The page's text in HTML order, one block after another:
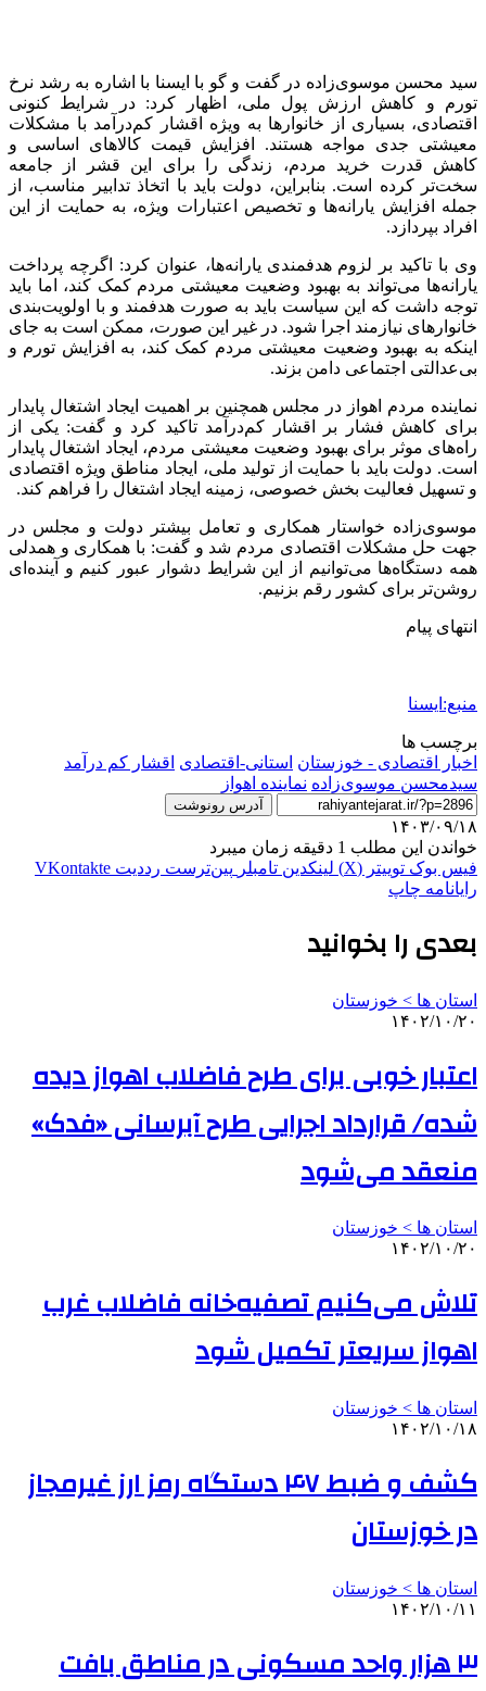
سید محسن موسوی‌زاده در گفت و گو با ایسنا با اشاره به رشد نرخ
تورم و کاهش ارزش پول ملی، اظهار کرد: در شرایط کنونی
اقتصادی، بسیاری از خانوارها به ویژه اقشار کم‌درآمد با مشکلات
معیشتی جدی مواجه هستند. افزایش قیمت کالاهای اساسی و
کاهش قدرت خرید مردم، زندگی را برای این قشر از جامعه
سخت‌تر کرده است. بنابراین، دولت باید با اتخاذ تدابیر مناسب، از
جمله افزایش یارانه‌ها و تخصیص اعتبارات ویژه، به حمایت از این
افراد بپردازد.
وی با تاکید بر لزوم هدفمندی یارانه‌ها، عنوان کرد: اگرچه پرداخت
یارانه‌ها می‌تواند به بهبود وضعیت معیشتی مردم کمک کند، اما باید
توجه داشت که این سیاست باید به صورت هدفمند و با اولویت‌بندی
خانوارهای نیازمند اجرا شود. در غیر این صورت، ممکن است به جای
اینکه به بهبود وضعیت معیشتی مردم کمک کند، به افزایش تورم و
بی‌عدالتی اجتماعی دامن بزند.
نماینده مردم اهواز در مجلس همچنین بر اهمیت ایجاد اشتغال پایدار
برای کاهش فشار بر اقشار کم‌درآمد تاکید کرد و گفت: یکی از
راه‌های موثر برای بهبود وضعیت معیشتی مردم، ایجاد اشتغال پایدار
است. دولت باید با حمایت از تولید ملی، ایجاد مناطق ویژه اقتصادی
و تسهیل فعالیت بخش خصوصی، زمینه ایجاد اشتغال را فراهم کند.
موسوی‌زاده خواستار همکاری و تعامل بیشتر دولت و مجلس در
جهت حل مشکلات اقتصادی مردم شد و گفت: با همکاری و همدلی
همه دستگاه‌ها می‌توانیم از این شرایط دشوار عبور کنیم و آینده‌ای
روشن‌تر برای کشور رقم بزنیم.
انتهای پیام
منبع:ایسنا
برچسب ها
اخبار اقتصادی - خوزستان استانی-اقتصادی اقشار کم درآمد
سیدمحسن موسوی‌زاده نماینده اهواز
آدرس رونوشت
۱۴۰۳/۰۹/۱۸
خواندن این مطلب 1 دقیقه زمان میبرد
فیس بوک توییتر (X) لینکدین ‫تامبلر ‫پین‌ترست ‫رددیت ‫VKontakte
رایانامه چاپ
بعدی را بخوانید
استان ها > خوزستان
۱۴۰۲/۱۰/۲۰
اعتبار خوبی برای طرح فاضلاب اهواز دیده
شده/ قرارداد اجرایی طرح آبرسانی «فدک»
منعقد می‌شود
استان ها > خوزستان
۱۴۰۲/۱۰/۲۰
تلاش می‌کنیم تصفیه‌خانه فاضلاب غرب
اهواز سریعتر تکمیل شود
استان ها > خوزستان
۱۴۰۲/۱۰/۱۸
کشف و ضبط ۴۷ دستگاه رمز ارز غیرمجاز
در خوزستان
استان ها > خوزستان
۱۴۰۲/۱۰/۱۱
۳ هزار واحد مسکونی در مناطق بافت